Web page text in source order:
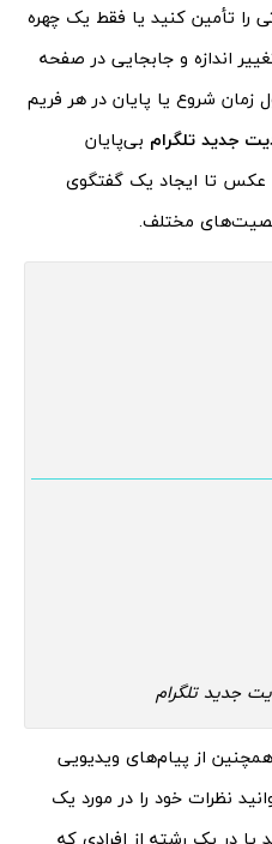
را تأمین کنید یا فقط یک چهره
اندازه و جابجایی در صفحه
شروع یا پایان در هر فریم
جدید تلگرام بی‌پایان
عکس تا ایجاد یک گفتگوی
مختلف.
جدید تلگرام
از پیام‌های ویدیویی
نظرات خود را در مورد یک